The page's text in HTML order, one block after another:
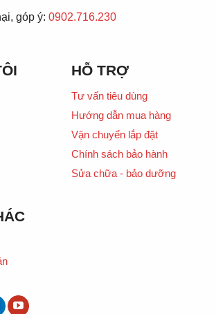
góp ý: 0902.716.230
HỖ TRỢ
Tư vấn tiêu dùng
Hướng dẫn mua hàng
Vận chuyển lắp đặt
Chính sách bảo hành
Sửa chữa - bảo dưỡng